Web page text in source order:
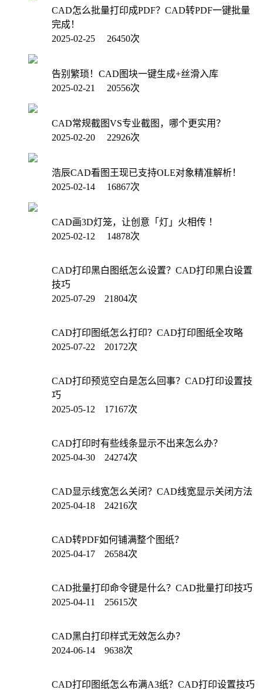
CAD怎么批量打印成PDF？CAD转PDF一键批量
完成！
2025-02-25 26450次
告别繁琐！CAD图块一键生成+丝滑入库
2025-02-21 20556次
CAD常规截图VS专业截图，哪个更实用？
2025-02-20 22926次
浩辰CAD看图王现已支持OLE对象精准解析！
2025-02-14 16867次
CAD画3D灯笼，让创意「灯」火相传 ！
2025-02-12 14878次
CAD打印黑白图纸怎么设置？CAD打印黑白设置
技巧
2025-07-29 21804次
CAD打印图纸怎么打印？CAD打印图纸全攻略
2025-07-22 20172次
CAD打印预览空白是怎么回事？CAD打印设置技
巧
2025-05-12 17167次
CAD打印时有些线条显示不出来怎么办？
2025-04-30 24274次
CAD显示线宽怎么关闭？CAD线宽显示关闭方法
2025-04-18 24216次
CAD转PDF如何铺满整个图纸？
2025-04-17 26584次
CAD批量打印命令键是什么？CAD批量打印技巧
2025-04-11 25615次
CAD黑白打印样式无效怎么办？
2024-06-14 9638次
CAD打印图纸怎么布满A3纸？CAD打印设置技巧